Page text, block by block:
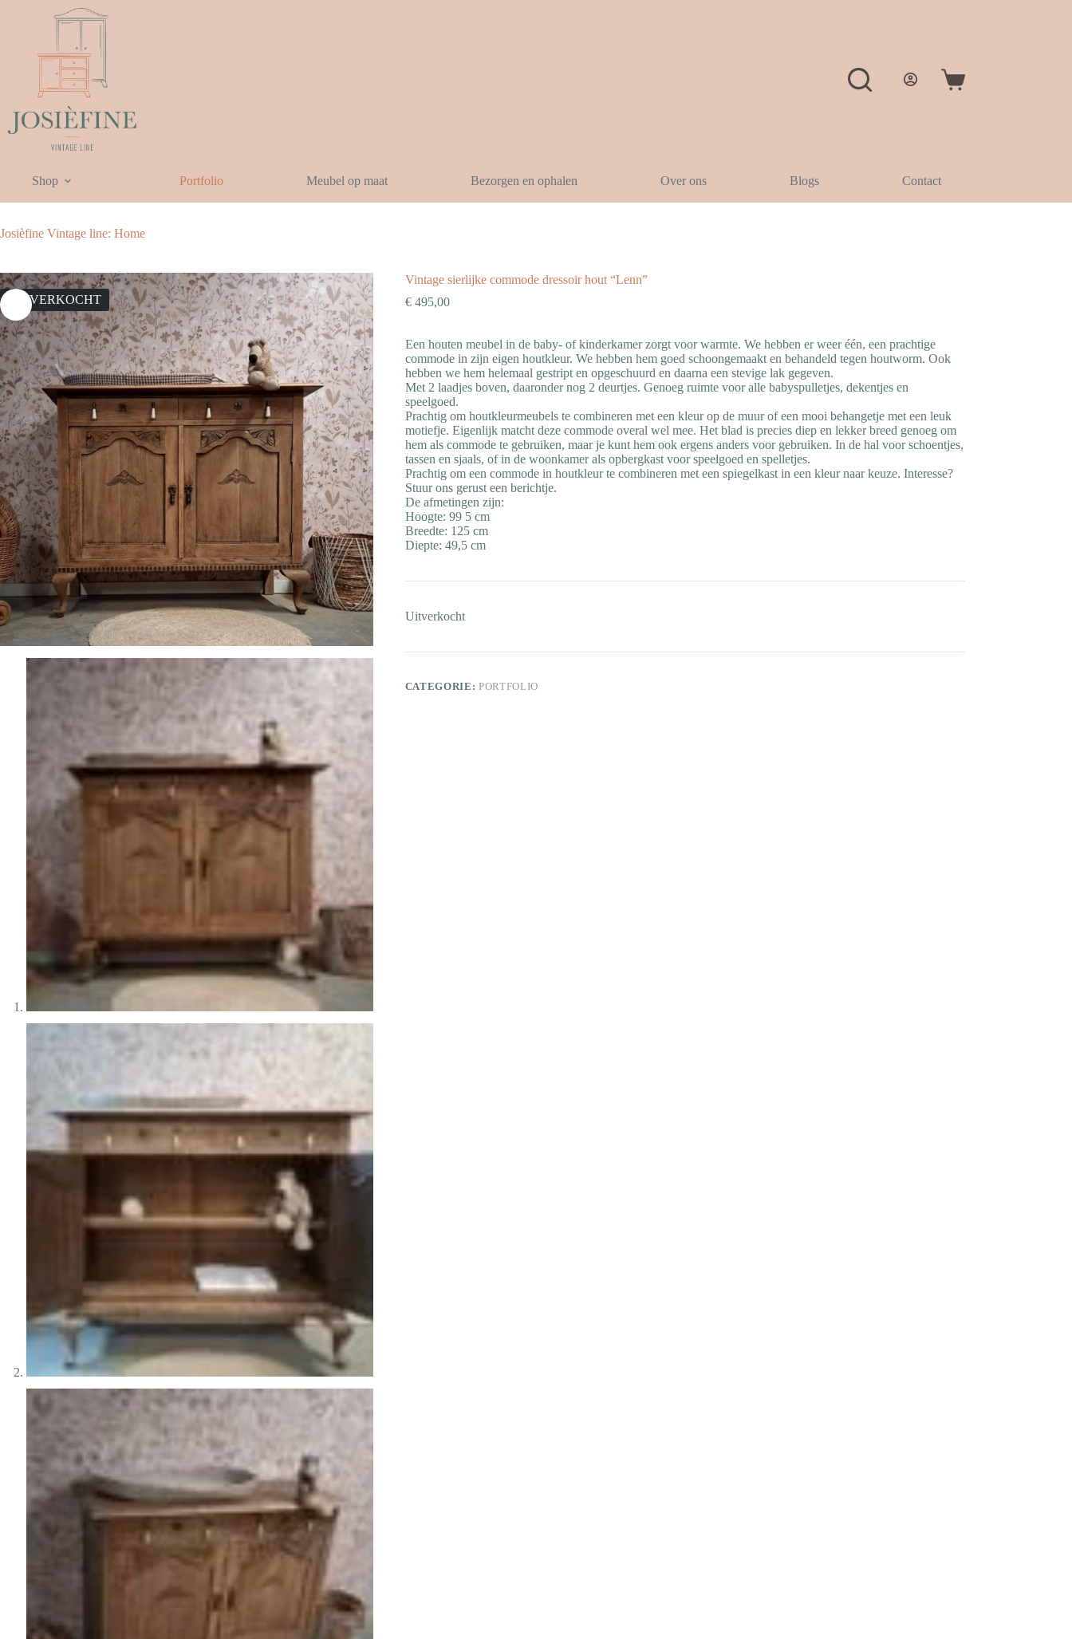
Winkelwagen
Shop Portfolio Meubel op maat Bezorgen en ophalen Over ons Blogs Contact
Josièfine Vintage line: Home
UITVERKOCHT
Vintage sierlijke commode dressoir hout “Lenn”
€495,00
Een houten meubel in de baby- of kinderkamer zorgt voor warmte. We hebben er weer één, een prachtige
commode in zijn eigen houtkleur. We hebben hem goed schoongemaakt en behandeld tegen houtworm. Ook
hebben we hem helemaal gestript en opgeschuurd en daarna een stevige lak gegeven.
Met 2 laadjes boven, daaronder nog 2 deurtjes. Genoeg ruimte voor alle babyspulletjes, dekentjes en
speelgoed.
Prachtig om houtkleurmeubels te combineren met een kleur op de muur of een mooi behangetje met een leuk
motiefje. Eigenlijk matcht deze commode overal wel mee. Het blad is precies diep en lekker breed genoeg om
hem als commode te gebruiken, maar je kunt hem ook ergens anders voor gebruiken. In de hal voor schoentjes,
tassen en sjaals, of in de woonkamer als opbergkast voor speelgoed en spelletjes.
Prachtig om een commode in houtkleur te combineren met een spiegelkast in een kleur naar keuze. Interesse?
Stuur ons gerust een berichtje.
De afmetingen zijn:
Hoogte: 99 5 cm
Breedte: 125 cm
Diepte: 49,5 cm
Uitverkocht
CATEGORIE: PORTFOLIO